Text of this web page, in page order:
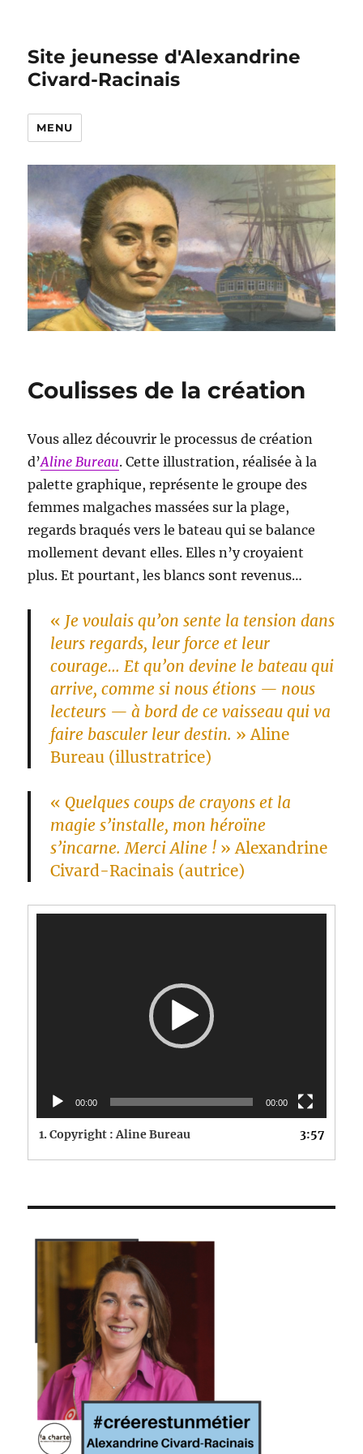
Site jeunesse d'Alexandrine
Civard-Racinais
MENU
Coulisses de la création
Vous allez découvrir le processus de création
d’Aline Bureau. Cette illustration, réalisée à la
palette graphique, représente le groupe des
femmes malgaches massées sur la plage,
regards braqués vers le bateau qui se balance
mollement devant elles. Elles n’y croyaient
plus. Et pourtant, les blancs sont revenus…
« Je voulais qu’on sente la tension dans
leurs regards, leur force et leur
courage… Et qu’on devine le bateau qui
arrive, comme si nous étions — nous
lecteurs — à bord de ce vaisseau qui va
faire basculer leur destin. » Aline
Bureau (illustratrice)
«Quelques coups de crayons et la
magie s’installe, mon héroïne
s’incarne. Merci Aline ! » Alexandrine
Civard-Racinais (autrice)
00:00 00:00
1.Copyright : Aline Bureau 3:57